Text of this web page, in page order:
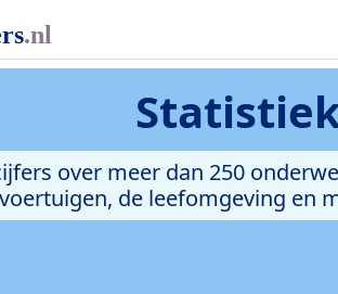
over meer dan 250
de leefomgeving en